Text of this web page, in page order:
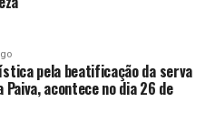
pela beatificação da serva
Paiva, acontece no dia 26 de